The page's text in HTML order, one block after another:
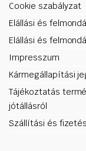
Cookie szabályzat
Elállási és
Elállási és
Impresszum
Kármegállapítási
Tájékoztatás
jótállásról
Szállítási és